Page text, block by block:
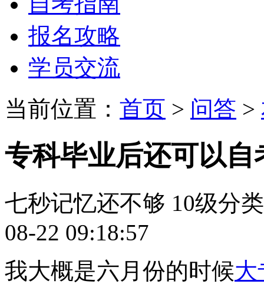
报名攻略
学员交流
当前位置： 首页 > 问答 >
专科毕业后还可以自
七秒记忆还不够 10级分
08-22 09:18:57
我大概是六月份的时候大